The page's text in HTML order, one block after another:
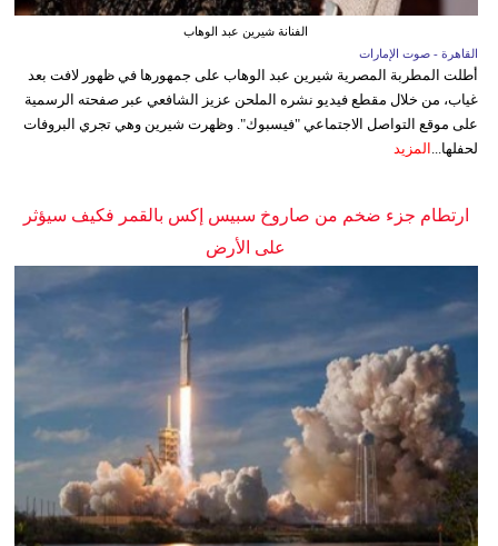
الفنانة شيرين عبد الوهاب
القاهرة - صوت الإمارات
أطلت المطربة المصرية شيرين عبد الوهاب على جمهورها في ظهور لافت بعد
غياب، من خلال مقطع فيديو نشره الملحن عزيز الشافعي عبر صفحته الرسمية
على موقع التواصل الاجتماعي "فيسبوك". وظهرت شيرين وهي تجري البروفات
لحفلها... المزيد
ارتطام جزء ضخم من صاروخ سبيس إكس بالقمر فكيف سيؤثر
على الأرض